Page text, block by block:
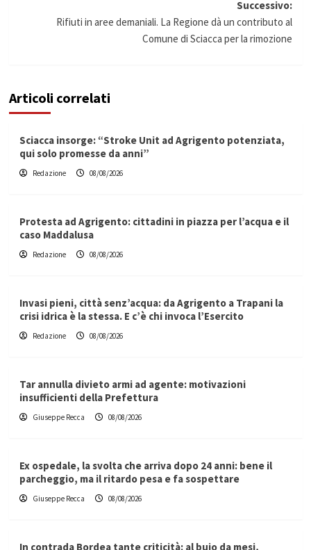
Successivo:
Rifiuti in aree demaniali. La Regione dà un contributo al
Comune di Sciacca per la rimozione
Articoli correlati
Sciacca insorge: “Stroke Unit ad Agrigento potenziata,
qui solo promesse da anni”
Redazione 08/08/2026
Protesta ad Agrigento: cittadini in piazza per l’acqua e il
caso Maddalusa
Redazione 08/08/2026
Invasi pieni, città senz’acqua: da Agrigento a Trapani la
crisi idrica è la stessa. E c’è chi invoca l’Esercito
Redazione 08/08/2026
Tar annulla divieto armi ad agente: motivazioni
insufficienti della Prefettura
Giuseppe Recca 08/08/2026
Ex ospedale, la svolta che arriva dopo 24 anni: bene il
parcheggio, ma il ritardo pesa e fa sospettare
Giuseppe Recca 08/08/2026
In contrada Bordea tante criticità: al buio da mesi,